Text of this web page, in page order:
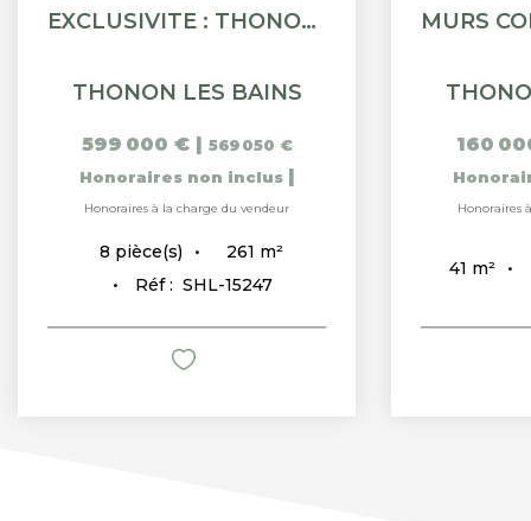
EXCLUSIVITE : THONON - LOCAL COMMERCIAL / BUREAU - 261M²
THONON LES BAINS
599 000 € | 569 050 €
Honoraires non inclus |
Honoraires à la charge du vendeur
8 pièce(s) 261 m²
Réf : SHL-15247
160
Honoraires
41 m²